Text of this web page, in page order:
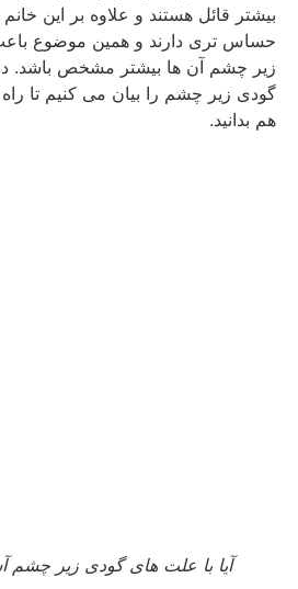
بیشتر قائل هستند و علاوه بر این خانم
حساس تری دارند و همین موضوع
زیر چشم آن ها بیشتر مشخص باشد.
گودی زیر چشم را بیان می کنیم تا راه
هم بدانید.
آیا با علت های گودی زیر چشم